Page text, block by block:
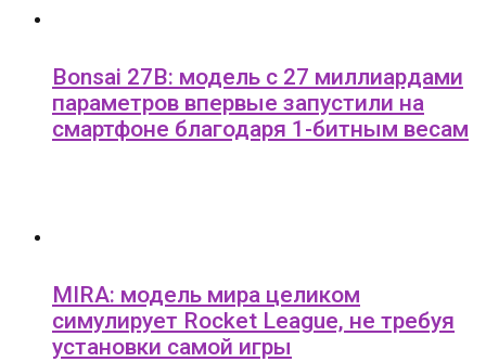
Bonsai 27B: модель с 27 миллиардами
параметров впервые запустили на
смартфоне благодаря 1-битным весам
MIRA: модель мира целиком
симулирует Rocket League, не требуя
установки самой игры